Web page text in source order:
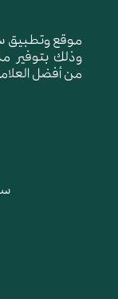
موقع وتطبيق
وذلك بتوفير
من أفضل